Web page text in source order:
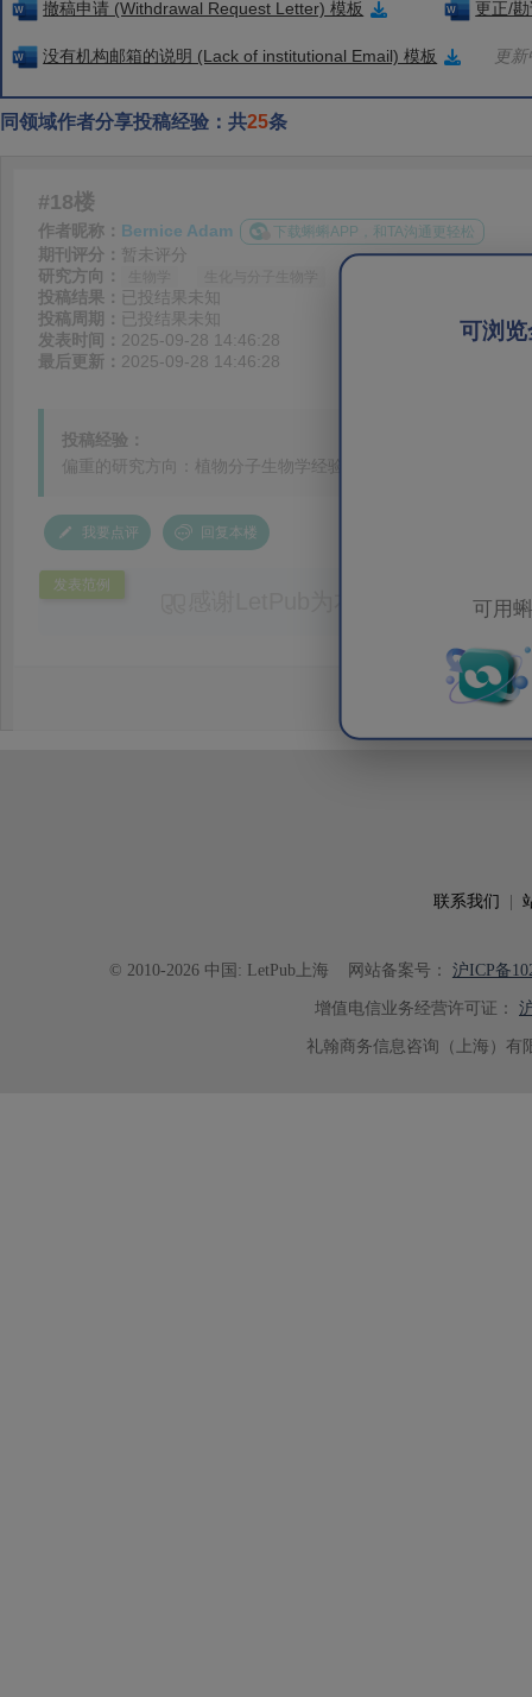
撤稿申请 (Withdrawal Request Letter) 模板 更正/
没有机构邮箱的说明 (Lack of institutional Email) 模板 更
同领域作者分享投稿经验：共25条
可浏
可用
#18楼
作者昵称： Bernice Adam 下载蝌蝌APP，和TA沟通更轻松
期刊评分： 暂未评分
研究方向：
投稿结果： 已投结果未知
投稿周期： 已投结果未知
发表时间： 2025-09-28 14:46:28
最后更新： 2025-09-28 14:46:28
投稿经验：
偏重的研究方向：植物分子生物学经验分享：submit.....20天了
我要点评 回复本楼
发表范例
感谢LetPub为本论文提供专业
效应及界面电荷传输等研究内容，
论述逻辑进行了系统梳理，使研究
析及机理讨论之间的关系更加清晰
联系我们
© 2010-2026 中国: LetPub上海 网站备案号： 沪ICP备
增值电信业务经营许可证：
礼翰商务信息咨询（上海）